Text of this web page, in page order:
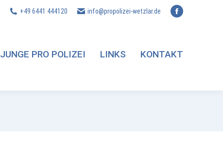
+49 6441 444120 info@propolizei-wetzlar.de
Facebook
in
JUNGE PRO POLIZEI LINKS KONTAKT